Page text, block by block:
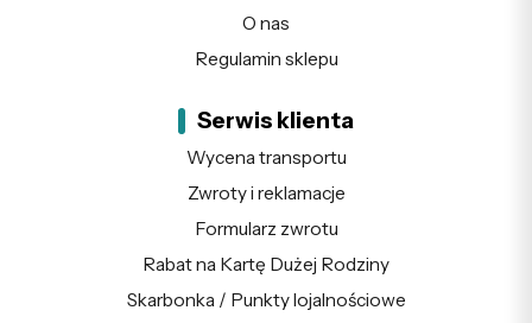
O nas
Regulamin sklepu
Serwis klienta
Wycena transportu
Zwroty i reklamacje
Formularz zwrotu
Rabat na Kartę Dużej Rodziny
Skarbonka / Punkty lojalnościowe